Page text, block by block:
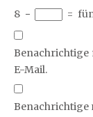
8 − =
Benachrichtige
E-Mail.
Benachrichtige